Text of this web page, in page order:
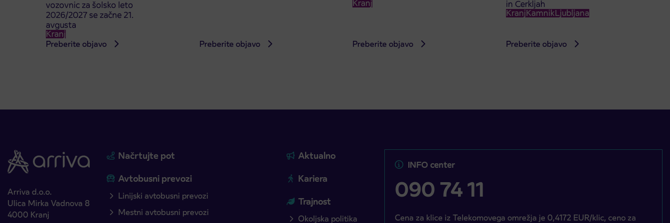
vozovnic za šolsko leto
2026/2027 se začne 21.
avgusta
Kranj
Preberite objavo Preberite objavo
Kranj
Preberite objavo
in Cerkljah
KranjKamnikLjubljana
Preberite objavo
Arriva d.o.o.
Ulica Mirka Vadnova 8
4000 Kranj
Načrtujte pot
Avtobusni prevozi
Linijski avtobusni prevozi
Mestni avtobusni prevozi
Aktualno
Kariera
Trajnost
Okoljska politika
INFO center
090 74 11
Cena za klice iz Telekomovega omrežja je 0,4172 EUR/klic, ceno za